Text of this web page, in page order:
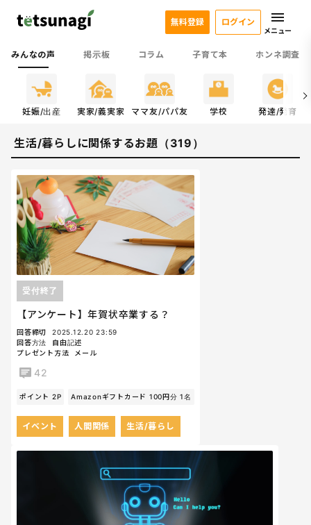
みんなの声 掲示板 コラム 子育て本 ホンネ調査
無料登録 ログイン
メニュー
妊娠/出産 実家/義実家 ママ友/パパ友 学校 発達/発育
生活/暮らしに関係するお題（319）
【アンケート】年賀状卒業する？
受付終了
回答締切
2025.12.20 23:59
回答方法
自由記述
プレゼント方法
メール
42
ポイント 2P Amazonギフトカード 100円分 1名
イベント 人間関係 生活/暮らし